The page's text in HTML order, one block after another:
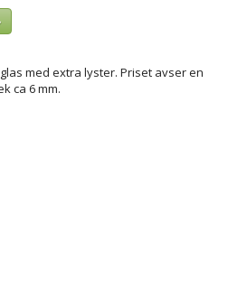
med extra lyster. Priset avser en
ca 6 mm.